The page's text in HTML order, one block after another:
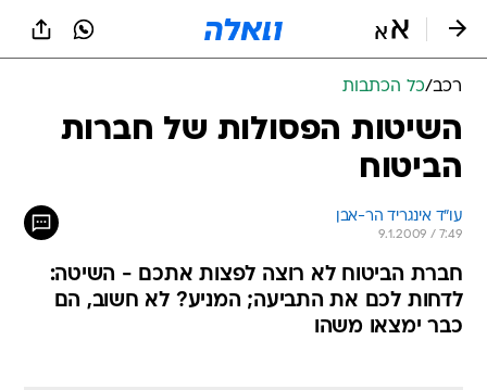
רכב/כל הכתבות
השיטות הפסולות של חברות
הביטוח
עו"ד אינגריד הר-אבן
9.1.2009 / 7:49
חברת הביטוח לא רוצה לפצות אתכם - השיטה:
לדחות לכם את התביעה; המניע? לא חשוב, הם
כבר ימצאו משהו